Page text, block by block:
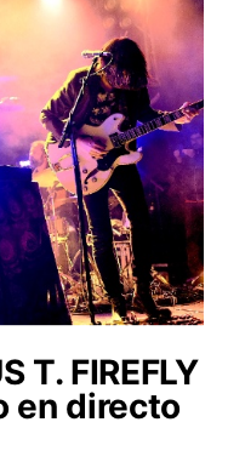
T. FIREFLY
en directo